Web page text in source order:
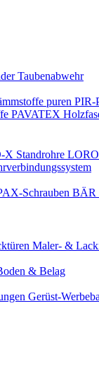
Taubenabwehr
puren PIR-
PAVATEX
X Standrohre
Schrauben BÄR
Maler- &
& Belag
Gerüst-